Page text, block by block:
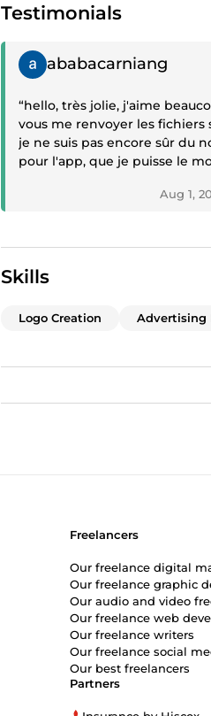
Testimonials
Positive review
ababacarniang
“hello, très jolie, j'aime
vous me renvoyer les fichiers sources car
je ne suis pas encore sûr du
pour l'app, que je puisse le
communiquer la police
egalement ? Une version
Aug 1,
Skills
Logo Creation Advertising
Partners
Freelancers
Our freelance digital
Our freelance graphic
Our audio and video
Our freelance web
Our freelance writers
Our freelance social
Our best freelancers